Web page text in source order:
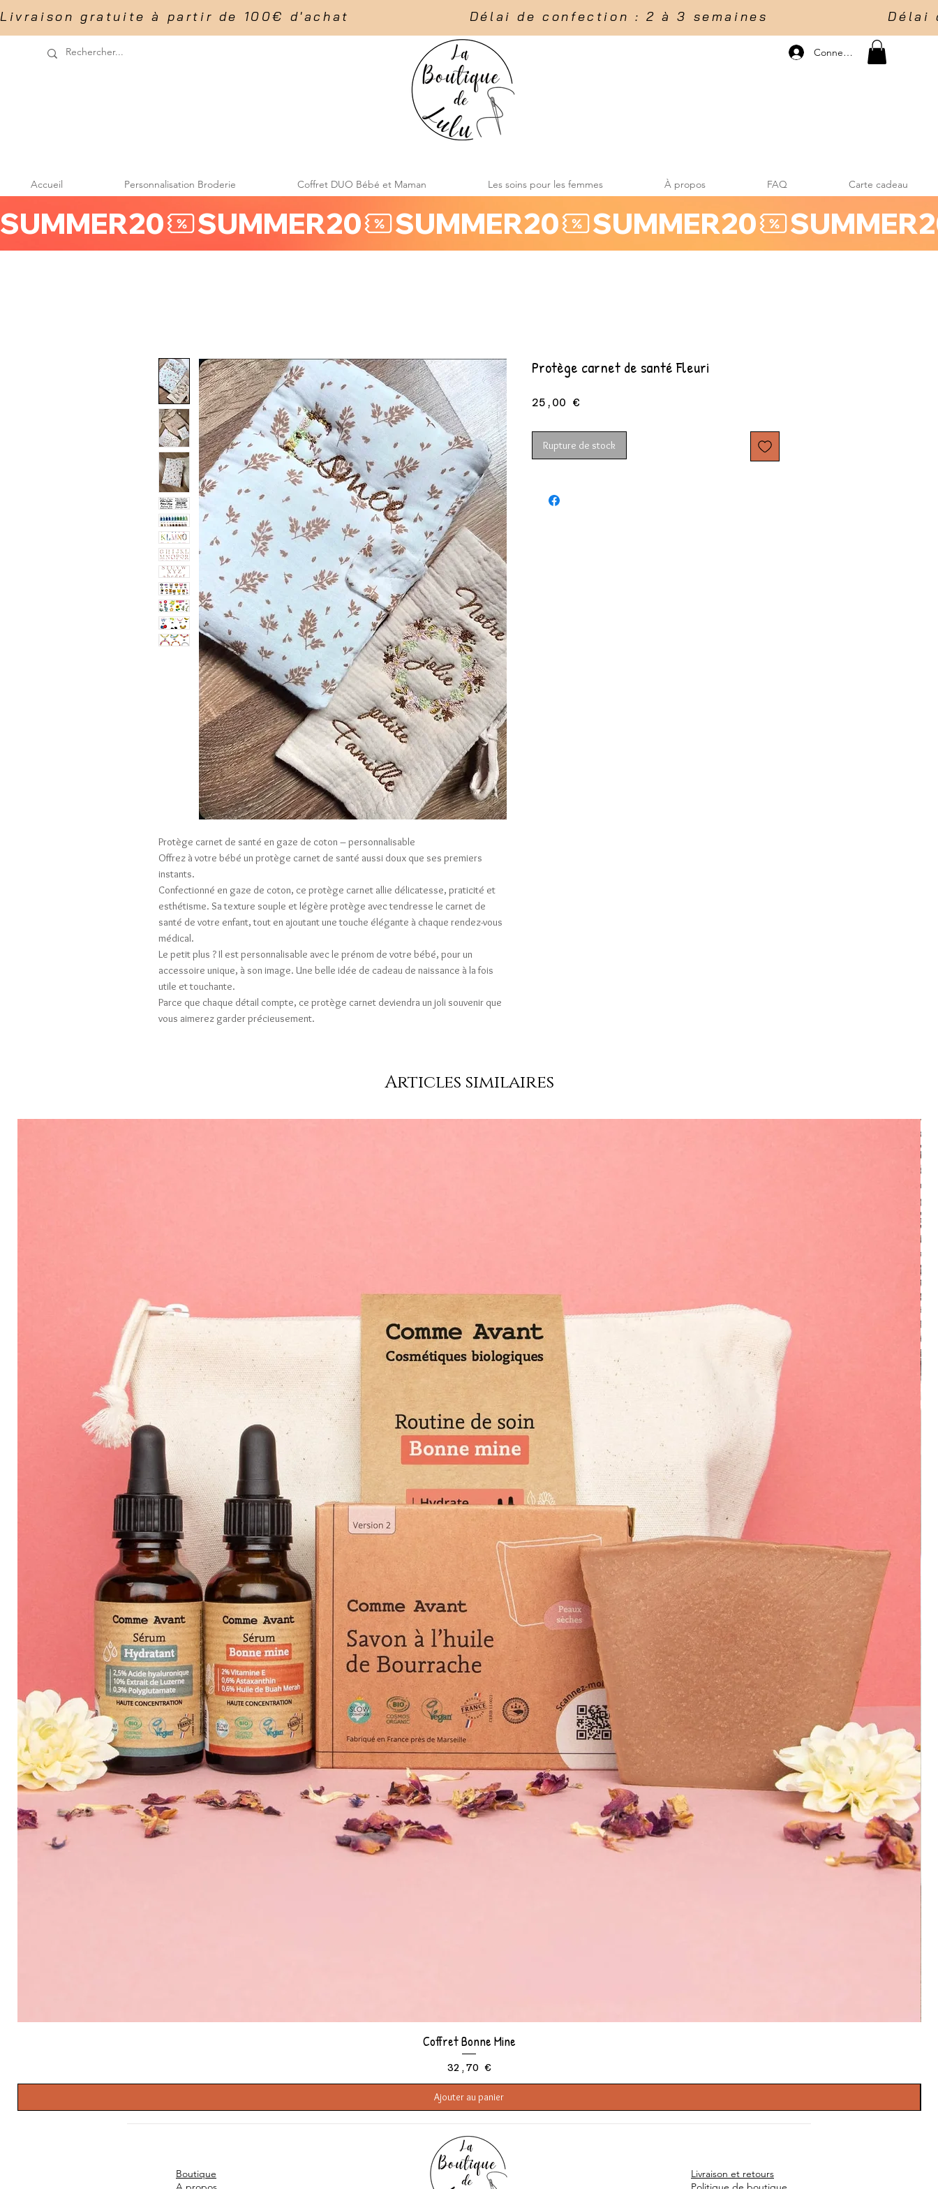
Livraison gratuite à partir de 100€ d'achat                    Délai de confection : 2 à 3 semaines
Connexion
Accueil Personnalisation Broderie Coffret DUO Bébé et Maman Les soins pour les femmes À propos FAQ Carte cadeau
SUMMER20
Protège carnet de santé en gaze de coton – personnalisable
Offrez à votre bébé un protège carnet de santé aussi doux que ses premiers
instants.
Confectionné en gaze de coton, ce protège carnet allie délicatesse, praticité et
esthétisme. Sa texture souple et légère protège avec tendresse le carnet de
santé de votre enfant, tout en ajoutant une touche élégante à chaque rendez-vous
médical.
Le petit plus ? Il est personnalisable avec le prénom de votre bébé, pour un
accessoire unique, à son image. Une belle idée de cadeau de naissance à la fois
utile et touchante.
Parce que chaque détail compte, ce protège carnet deviendra un joli souvenir que
vous aimerez garder précieusement.
Protège carnet de santé Fleuri
25,00 €
Rupture de stock
Articles similaires
Aperçu rapide
Coffret Bonne Mine
Prix
32,70 €
Ajouter au panier
Boutique
Livraison et retours